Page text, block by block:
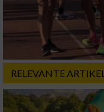
RELEVANTE ARTIKEL